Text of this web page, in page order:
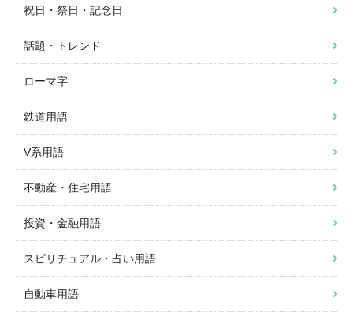
祝日・祭日・記念日
話題・トレンド
ローマ字
鉄道用語
V系用語
不動産・住宅用語
投資・金融用語
スピリチュアル・占い用語
自動車用語